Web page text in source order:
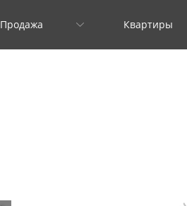
Продажа Квартиры